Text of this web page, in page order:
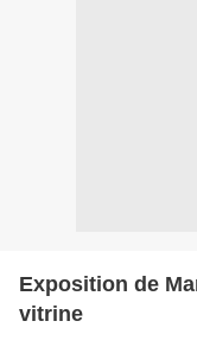
Exposition de
vitrine